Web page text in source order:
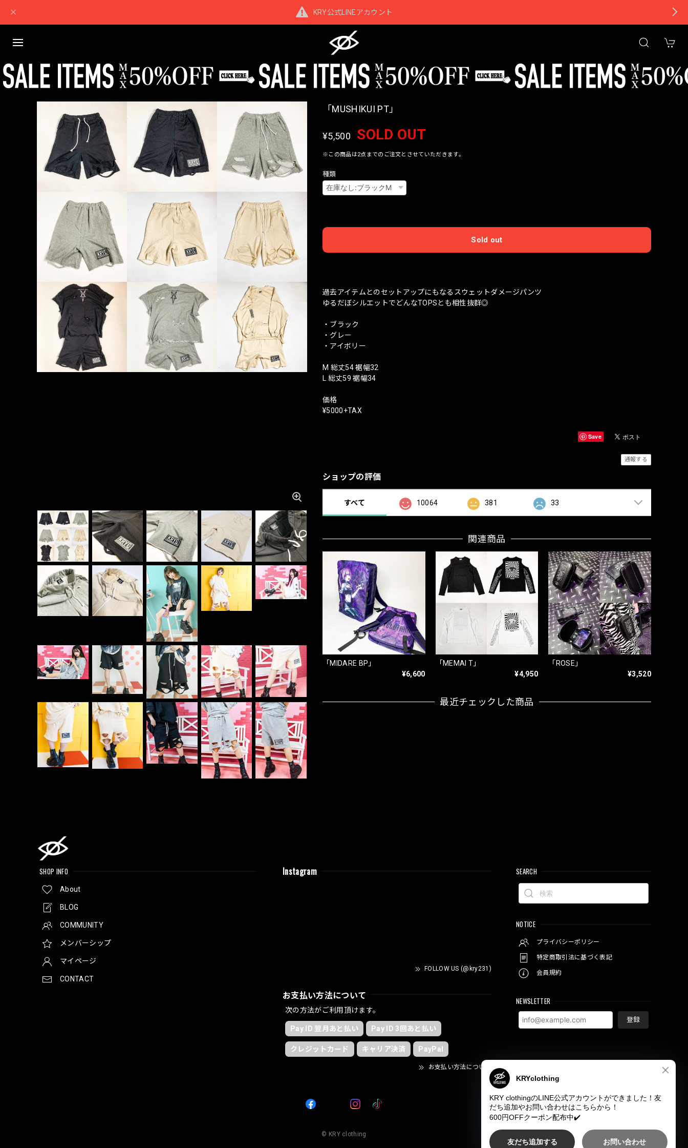
KRY公式LINEアカウント
「MUSHIKUI PT」
¥5,500 SOLD OUT
※この商品は2点までのご注文とさせていただきます。
種類
Sold out
過去アイテムとのセットアップにもなるスウェットダメージパンツ
ゆるだぼシルエットでどんなTOPSとも相性抜群◎
・ブラック
・グレー
・アイボリー
M 総丈54 裾幅32
L 総丈59 裾幅34
価格
¥5000+TAX
Save
通報する
ショップの評価
すべて 10064 381 33
関連商品
「MIDARE BP」
¥6,600
「MEMAI T」
¥4,950
「ROSE」
¥3,520
最近チェックした商品
SHOP INFO
About
BLOG
COMMUNITY
メンバーシップ
マイページ
CONTACT
Instagram
FOLLOW US (@kry231)
お支払い方法について
次の方法がご利用頂けます。
Pay ID 翌月あと払い Pay ID 3回あと払い
クレジットカード キャリア決済 PayPal
お支払い方法について
SEARCH
NOTICE
プライバシーポリシー
特定商取引法に基づく表記
会員規約
NEWSLETTER
登録
© KRY clothing